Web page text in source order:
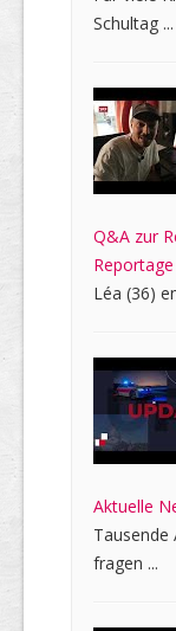
Schultag ...
Q&A zur
Reportage
Léa (36)
Aktuelle
Tausende
fragen ...